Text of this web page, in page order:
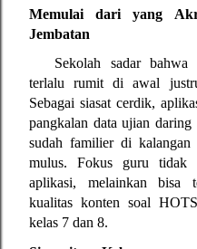
Memulai dari yang
Jembatan
Sekolah sadar
terlalu rumit di awal
Sebagai siasat cerdik,
pangkalan data ujian
sudah familier di kalangan
mulus. Fokus guru tidak
aplikasi, melainkan bisa
kualitas konten soal
kelas 7 dan 8.